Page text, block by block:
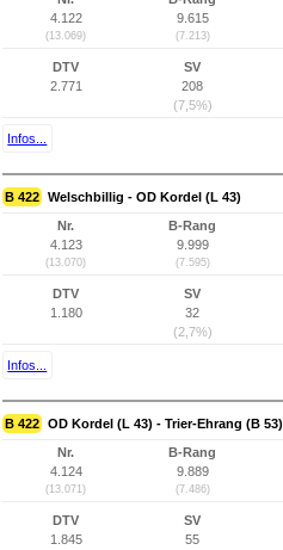
4.122
(13.069)
9.615
(7.213)
DTV
2.771
SV
208
(7,5%)
Infos...
B 422 Welschbillig - OD Kordel (L 43)
Nr.
4.123
(13.070)
B-Rang
9.999
(7.595)
DTV
1.180
SV
32
(2,7%)
Infos...
B 422 OD Kordel (L 43) - Trier-Ehrang (B 53)
Nr.
4.124
(13.071)
B-Rang
9.889
(7.486)
DTV
1.845
SV
55